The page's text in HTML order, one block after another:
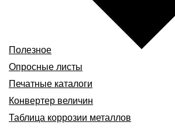
Полезное
Опросные листы
Печатные каталоги
Конвертер величин
Таблица коррозии металлов